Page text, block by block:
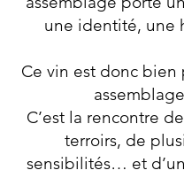
une identité, une
Ce vin est donc bien
C’est la rencontre
terroirs, de
sensibilités… et